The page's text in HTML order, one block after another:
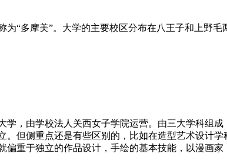
“多摩美”。大学的主要校区分布在八王子和上野
，由学校法人关西女子学院运营。由三大学科组
但侧重点还是有些区别的，比如在造型艺术设计
重于独立的作品设计，手绘的基本技能，以漫画